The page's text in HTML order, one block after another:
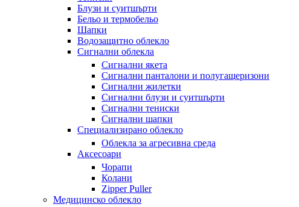
Блузи и суитшърти
Бельо и термобельо
Шапки
Водозащитно облекло
Сигнални облекла
Сигнални якета
Сигнални панталони и полугащеризони
Сигнални жилетки
Сигнални блузи и суитшърти
Сигнални тениски
Сигнални шапки
Специализирано облекло
Облекла за агресивна среда
Аксесоари
Чорапи
Колани
Zipper Puller
Медицинско облекло